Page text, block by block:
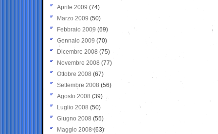
Aprile 2009 (74)
Marzo 2009 (50)
Febbraio 2009 (69)
Gennaio 2009 (70)
Dicembre 2008 (75)
Novembre 2008 (77)
Ottobre 2008 (67)
Settembre 2008 (56)
Agosto 2008 (39)
Luglio 2008 (50)
Giugno 2008 (55)
Maggio 2008(63)